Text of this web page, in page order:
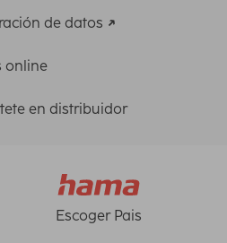
de datos
online
en distribuidor
Escoger Pais